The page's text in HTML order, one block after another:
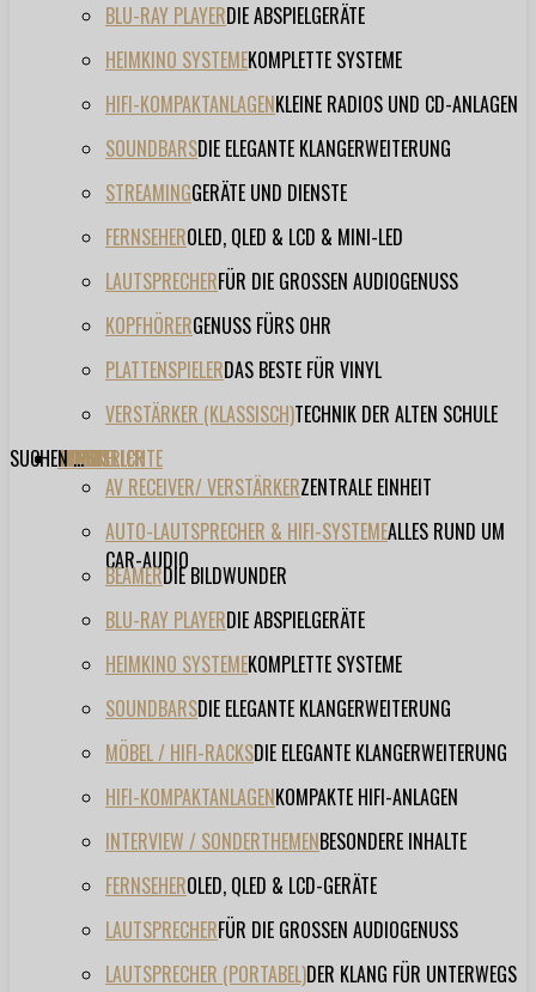
BLU-RAY PLAYERDIE ABSPIELGERÄTE
HEIMKINO SYSTEMEKOMPLETTE SYSTEME
HIFI-KOMPAKTANLAGENKLEINE RADIOS UND CD-ANLAGEN
SOUNDBARSDIE ELEGANTE KLANGERWEITERUNG
STREAMINGGERÄTE UND DIENSTE
FERNSEHEROLED, QLED & LCD & MINI-LED
LAUTSPRECHERFÜR DIE GROSSEN AUDIOGENUSS
KOPFHÖRERGENUSS FÜRS OHR
PLATTENSPIELERDAS BESTE FÜR VINYL
VERSTÄRKER (KLASSISCH)TECHNIK DER ALTEN SCHULE
TESTBERICHTE
AV RECEIVER/ VERSTÄRKERZENTRALE EINHEIT
AUTO-LAUTSPRECHER & HIFI-SYSTEMEALLES RUND UM
CAR-AUDIO
BEAMERDIE BILDWUNDER
BLU-RAY PLAYERDIE ABSPIELGERÄTE
HEIMKINO SYSTEMEKOMPLETTE SYSTEME
SOUNDBARSDIE ELEGANTE KLANGERWEITERUNG
MÖBEL / HIFI-RACKSDIE ELEGANTE KLANGERWEITERUNG
HIFI-KOMPAKTANLAGENKOMPAKTE HIFI-ANLAGEN
INTERVIEW / SONDERTHEMENBESONDERE INHALTE
FERNSEHEROLED, QLED & LCD-GERÄTE
LAUTSPRECHERFÜR DIE GROSSEN AUDIOGENUSS
LAUTSPRECHER (PORTABEL)DER KLANG FÜR UNTERWEGS
FORUM
FILME
VIDEOS
HERSTELLER
EVENT
SUCHEN ...